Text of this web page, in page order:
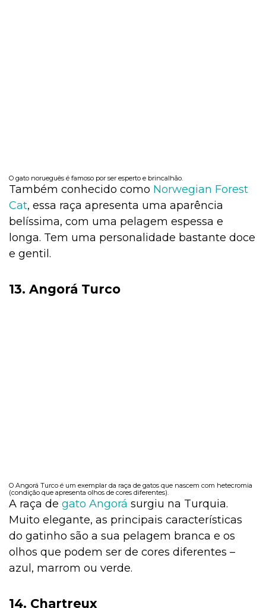
O gato norueguês é famoso por ser esperto e brincalhão.
Também conhecido como Norwegian Forest
Cat, essa raça apresenta uma aparência
belíssima, com uma pelagem espessa e
longa. Tem uma personalidade bastante doce
e gentil.
13. Angorá Turco
O Angorá Turco é um exemplar da raça de gatos que nascem com hetecromia
(condição que apresenta olhos de cores diferentes).
A raça de gato Angorá surgiu na Turquia.
Muito elegante, as principais características
do gatinho são a sua pelagem branca e os
olhos que podem ser de cores diferentes –
azul, marrom ou verde.
14. Chartreux